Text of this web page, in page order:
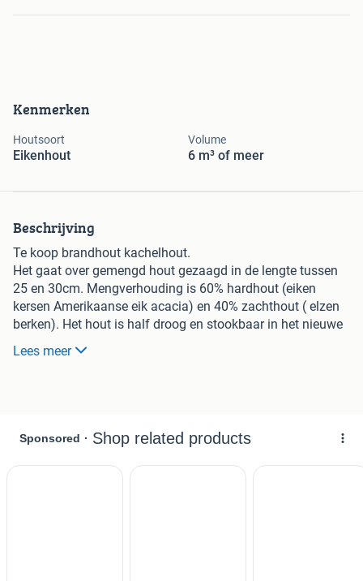
Kenmerken
Houtsoort
Eikenhout
Volume
6 m³ of meer
Beschrijving
Te koop brandhout kachelhout.
Het gaat over gemengd hout gezaagd in de lengte tussen
25 en 30cm. Mengverhouding is 60% hardhout (eiken
kersen Amerikaanse eik acacia) en 40% zachthout ( elzen
berken). Het hout is half droog en stookbaar in het nieuwe
Levering omgeving Nijmegen in overleg.
Lees meer